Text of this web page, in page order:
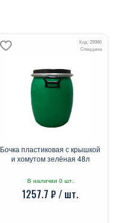
Код: 29986
Спеццена
Бочка пластиковая с крышкой
и хомутом зелёная 48л
В наличии 0 шт.
1257.7 ₽ / шт.